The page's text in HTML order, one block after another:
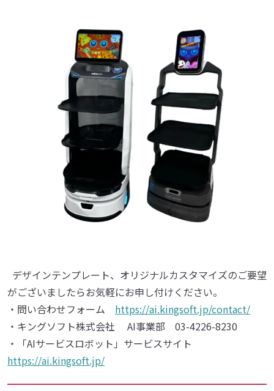
デザインテンプレート、オリジナルカスタマイズのご要望
がございましたらお気軽にお申し付けください。
・問い合わせフォーム https://ai.kingsoft.jp/contact/
・キングソフト株式会社 AI事業部 03-4226-8230
・「AIサービスロボット」サービスサイト
https://ai.kingsoft.jp/